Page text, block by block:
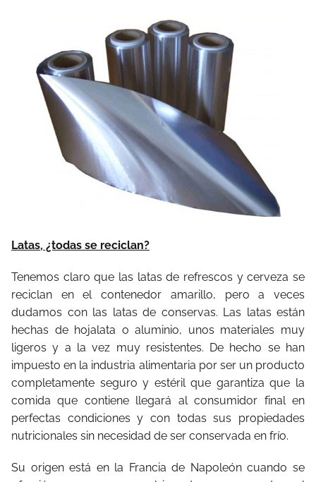
Latas, ¿todas se reciclan?
Tenemos claro que las latas de refrescos y cerveza se
reciclan en el contenedor amarillo, pero a veces
dudamos con las latas de conservas. Las latas están
hechas de hojalata o aluminio, unos materiales muy
ligeros y a la vez muy resistentes. De hecho se han
impuesto en la industria alimentaria por ser un producto
completamente seguro y estéril que garantiza que la
comida que contiene llegará al consumidor final en
perfectas condiciones y con todas sus propiedades
nutricionales sin necesidad de ser conservada en frío.
Su origen está en la Francia de Napoleón cuando se